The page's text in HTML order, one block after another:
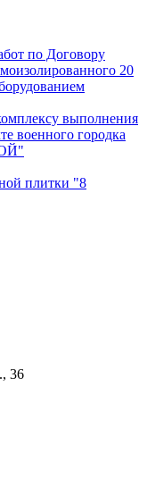
по Договору
20
выполнения
военного городка
плитки "8
36